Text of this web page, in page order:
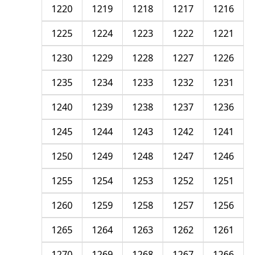
1216
1217
1218
1219
1220
1221
1222
1223
1224
1225
1226
1227
1228
1229
1230
1231
1232
1233
1234
1235
1236
1237
1238
1239
1240
1241
1242
1243
1244
1245
1246
1247
1248
1249
1250
1251
1252
1253
1254
1255
1256
1257
1258
1259
1260
1261
1262
1263
1264
1265